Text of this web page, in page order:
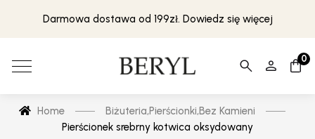
Darmowa dostawa od 199zł. Dowiedz się więcej
0
Home Biżuteria,Pierścionki,Bez Kamieni
Pierścionek srebrny kotwica oksydowany